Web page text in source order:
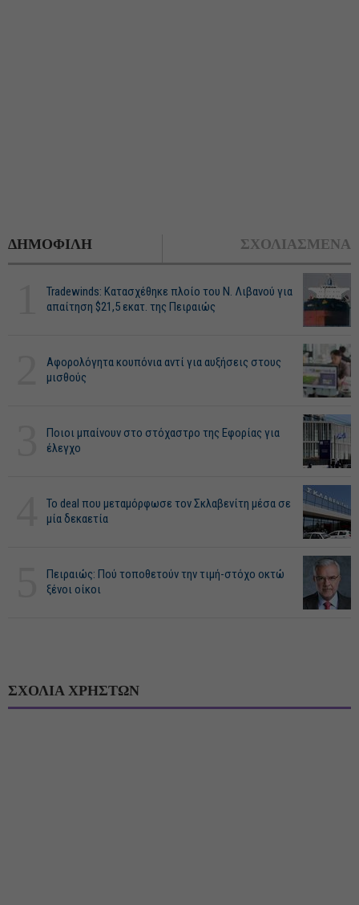
ΔΗΜΟΦΙΛΗ ΣΧΟΛΙΑΣΜΕΝΑ
Tradewinds: Κατασχέθηκε πλοίο του Ν. Λιβανού για
απαίτηση $21,5 εκατ. της Πειραιώς
Αφορολόγητα κουπόνια αντί για αυξήσεις στους
μισθούς
Ποιοι μπαίνουν στο στόχαστρο της Εφορίας για
έλεγχο
Το deal που μεταμόρφωσε τον Σκλαβενίτη μέσα σε
μία δεκαετία
Πειραιώς: Πού τοποθετούν την τιμή-στόχο οκτώ
ξένοι οίκοι
ΣΧΟΛΙΑ ΧΡΗΣΤΩΝ